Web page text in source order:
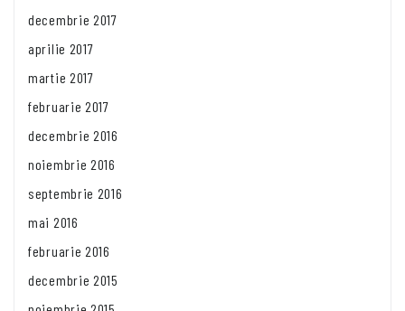
decembrie 2017
aprilie 2017
martie 2017
februarie 2017
decembrie 2016
noiembrie 2016
septembrie 2016
mai 2016
februarie 2016
decembrie 2015